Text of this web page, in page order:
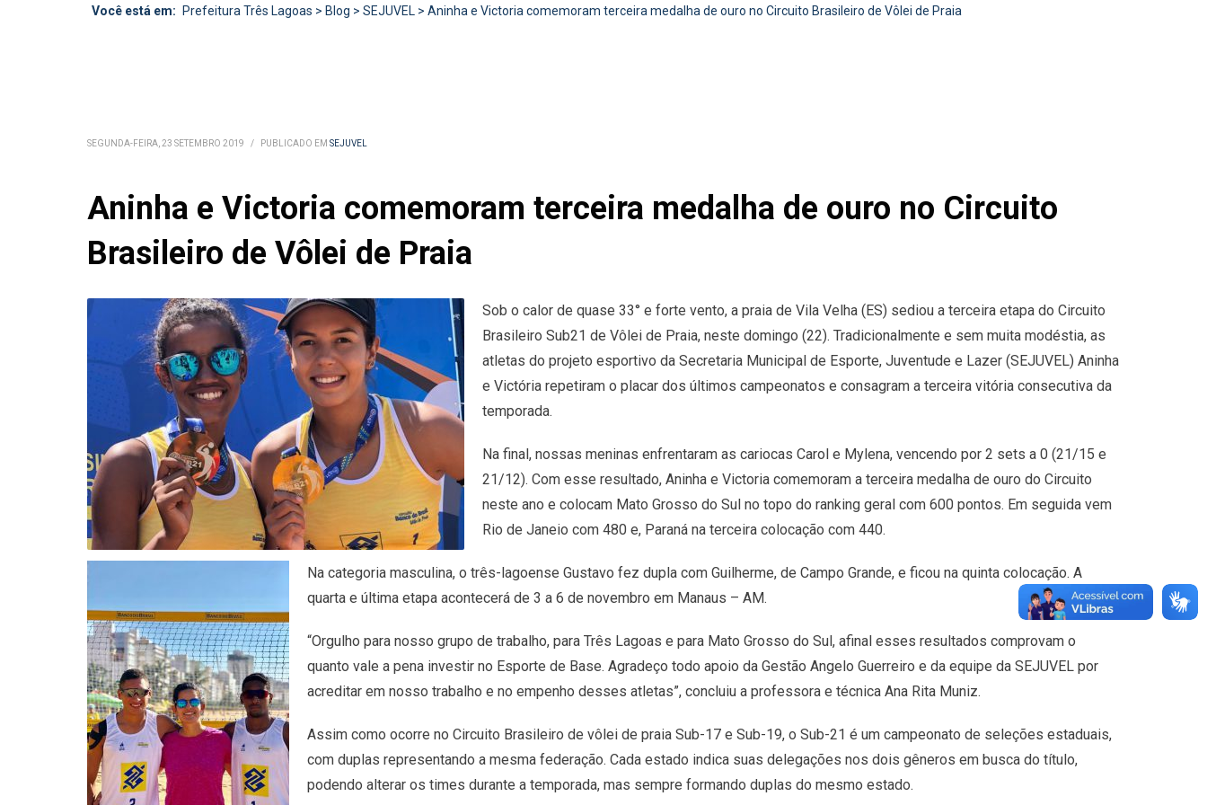
Você está em: Prefeitura Três Lagoas > Blog > SEJUVEL > Aninha e Victoria comemoram terceira medalha de ouro no Circuito Brasileiro de Vôlei de Praia
SEGUNDA-FEIRA, 23 SETEMBRO 2019 / PUBLICADO EM SEJUVEL
Aninha e Victoria comemoram terceira medalha de ouro no Circuito
Brasileiro de Vôlei de Praia
Sob o calor de quase 33° e forte vento, a praia de Vila Velha (ES) sediou a terceira etapa do Circuito
Brasileiro Sub21 de Vôlei de Praia, neste domingo (22). Tradicionalmente e sem muita modéstia, as
atletas do projeto esportivo da Secretaria Municipal de Esporte, Juventude e Lazer (SEJUVEL) Aninha
e Victória repetiram o placar dos últimos campeonatos e consagram a terceira vitória consecutiva da
temporada.
Na final, nossas meninas enfrentaram as cariocas Carol e Mylena, vencendo por 2 sets a 0 (21/15 e
21/12). Com esse resultado, Aninha e Victoria comemoram a terceira medalha de ouro do Circuito
neste ano e colocam Mato Grosso do Sul no topo do ranking geral com 600 pontos. Em seguida vem
Rio de Janeio com 480 e, Paraná na terceira colocação com 440.
Na categoria masculina, o três-lagoense Gustavo fez dupla com Guilherme, de Campo Grande, e ficou na quinta colocação. A
quarta e última etapa acontecerá de 3 a 6 de novembro em Manaus – AM.
“Orgulho para nosso grupo de trabalho, para Três Lagoas e para Mato Grosso do Sul, afinal esses resultados comprovam o
quanto vale a pena investir no Esporte de Base. Agradeço todo apoio da Gestão Angelo Guerreiro e da equipe da SEJUVEL por
acreditar em nosso trabalho e no empenho desses atletas”, concluiu a professora e técnica Ana Rita Muniz.
Assim como ocorre no Circuito Brasileiro de vôlei de praia Sub-17 e Sub-19, o Sub-21 é um campeonato de seleções estaduais,
com duplas representando a mesma federação. Cada estado indica suas delegações nos dois gêneros em busca do título,
podendo alterar os times durante a temporada, mas sempre formando duplas do mesmo estado.